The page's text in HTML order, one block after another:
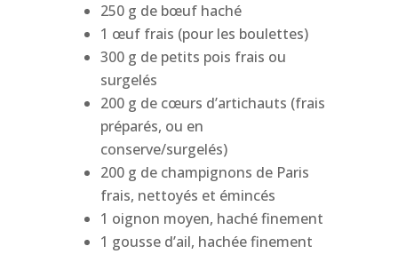
250 g de bœuf haché
1 œuf frais (pour les boulettes)
300 g de petits pois frais ou
surgelés
200 g de cœurs d’artichauts (frais
préparés, ou en
conserve/surgelés)
200 g de champignons de Paris
frais, nettoyés et émincés
1 oignon moyen, haché finement
1 gousse d’ail, hachée finement